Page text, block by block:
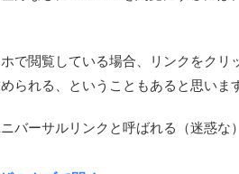
で閲覧している場合、リンクをク
られる、ということもあると思いま
バーサルリンクと呼ばれる（迷惑な